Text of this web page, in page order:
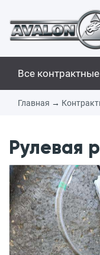
Все
Главная →
Рулевая